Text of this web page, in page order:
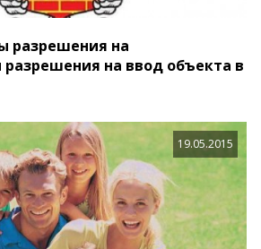
разрешения на
разрешения на ввод объекта в
19.05.2015